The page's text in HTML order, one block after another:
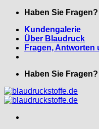
Zum
springen
Haben Sie
Kundengalerie
Über Blaudruck
Fragen, Antworten
Haben Sie